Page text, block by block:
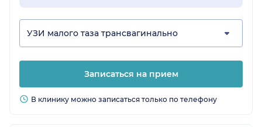
УЗИ малого таза трансвагинально
Записаться на прием
В клинику можно записаться только по телефону